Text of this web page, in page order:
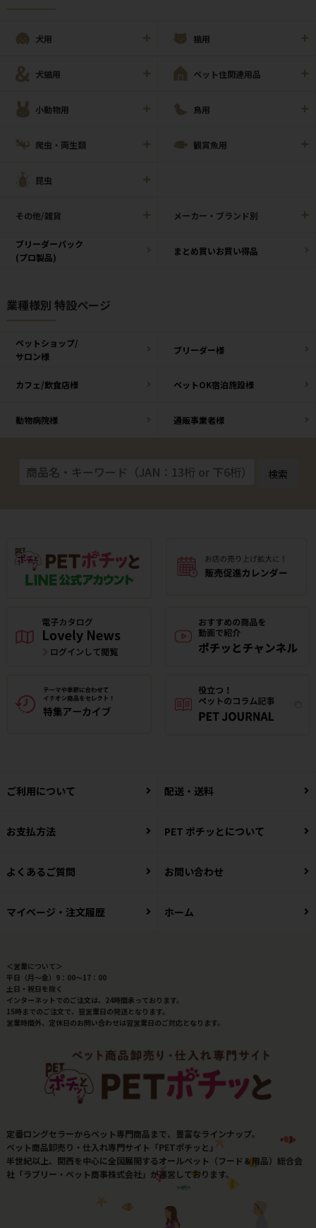
犬用 猫用
犬猫用 ペット住関連用品
小動物用 鳥用
爬虫・両生類 観賞魚用
昆虫
その他/雑貨 メーカー・ブランド別
ブリーダーパック
(プロ製品)
まとめ買いお買い得品
業種様別 特設ページ
ペットショップ/
サロン様
ブリーダー様
カフェ/飲食店様 ペットOK宿泊施設様
動物病院様 通販事業者様
検索
ご利用について 配送・送料
お支払方法 PET ポチッとについて
よくあるご質問 お問い合わせ
マイページ・注文履歴 ホーム
＜営業について＞
平日（月～金）9：00～17：00
土日・祝日を除く
インターネットでのご注文は、24時間承っております。
15時までのご注文で、翌営業日の発送となります。
営業時間外、定休日のお問い合わせは翌営業日のご対応となります。
定番ロングセラーからペット専門商品まで、豊富なラインナップ。
ペット商品卸売り・仕入れ専門サイト「PETポチッと」
半世紀以上、関西を中心に全国展開するオールペット（フード＆用品）総合会
社「ラブリー・ペット商事株式会社」が運営しております。